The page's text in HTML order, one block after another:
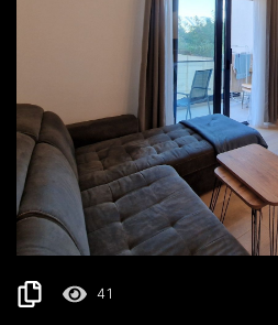
BEČIĆI
400€
43 m 2
41